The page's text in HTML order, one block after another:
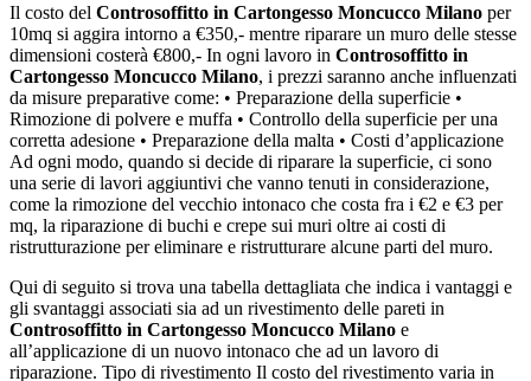
Il costo del Controsoffitto in Cartongesso Moncucco Milano per
10mq si aggira intorno a €350,- mentre riparare un muro delle stesse
dimensioni costerà €800,- In ogni lavoro in Controsoffitto in
Cartongesso Moncucco Milano, i prezzi saranno anche influenzati
da misure preparative come: • Preparazione della superficie •
Rimozione di polvere e muffa • Controllo della superficie per una
corretta adesione • Preparazione della malta • Costi d’applicazione
Ad ogni modo, quando si decide di riparare la superficie, ci sono
una serie di lavori aggiuntivi che vanno tenuti in considerazione,
come la rimozione del vecchio intonaco che costa fra i €2 e €3 per
mq, la riparazione di buchi e crepe sui muri oltre ai costi di
ristrutturazione per eliminare e ristrutturare alcune parti del muro.
Qui di seguito si trova una tabella dettagliata che indica i vantaggi e
gli svantaggi associati sia ad un rivestimento delle pareti in
Controsoffitto in Cartongesso Moncucco Milano e
all’applicazione di un nuovo intonaco che ad un lavoro di
riparazione. Tipo di rivestimento Il costo del rivestimento varia in